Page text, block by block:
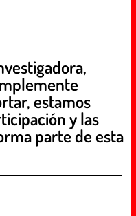
estamos
y las
parte de esta